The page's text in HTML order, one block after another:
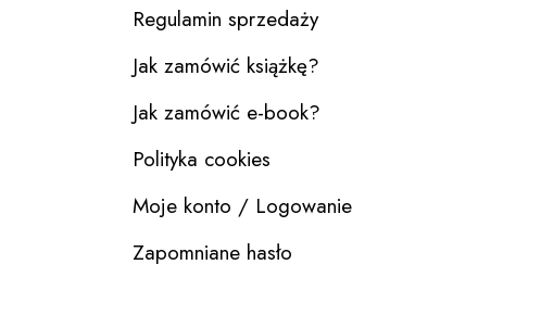
Regulamin sprzedaży
Jak zamówić książkę?
Jak zamówić e-book?
Polityka cookies
Moje konto / Logowanie
Zapomniane hasło